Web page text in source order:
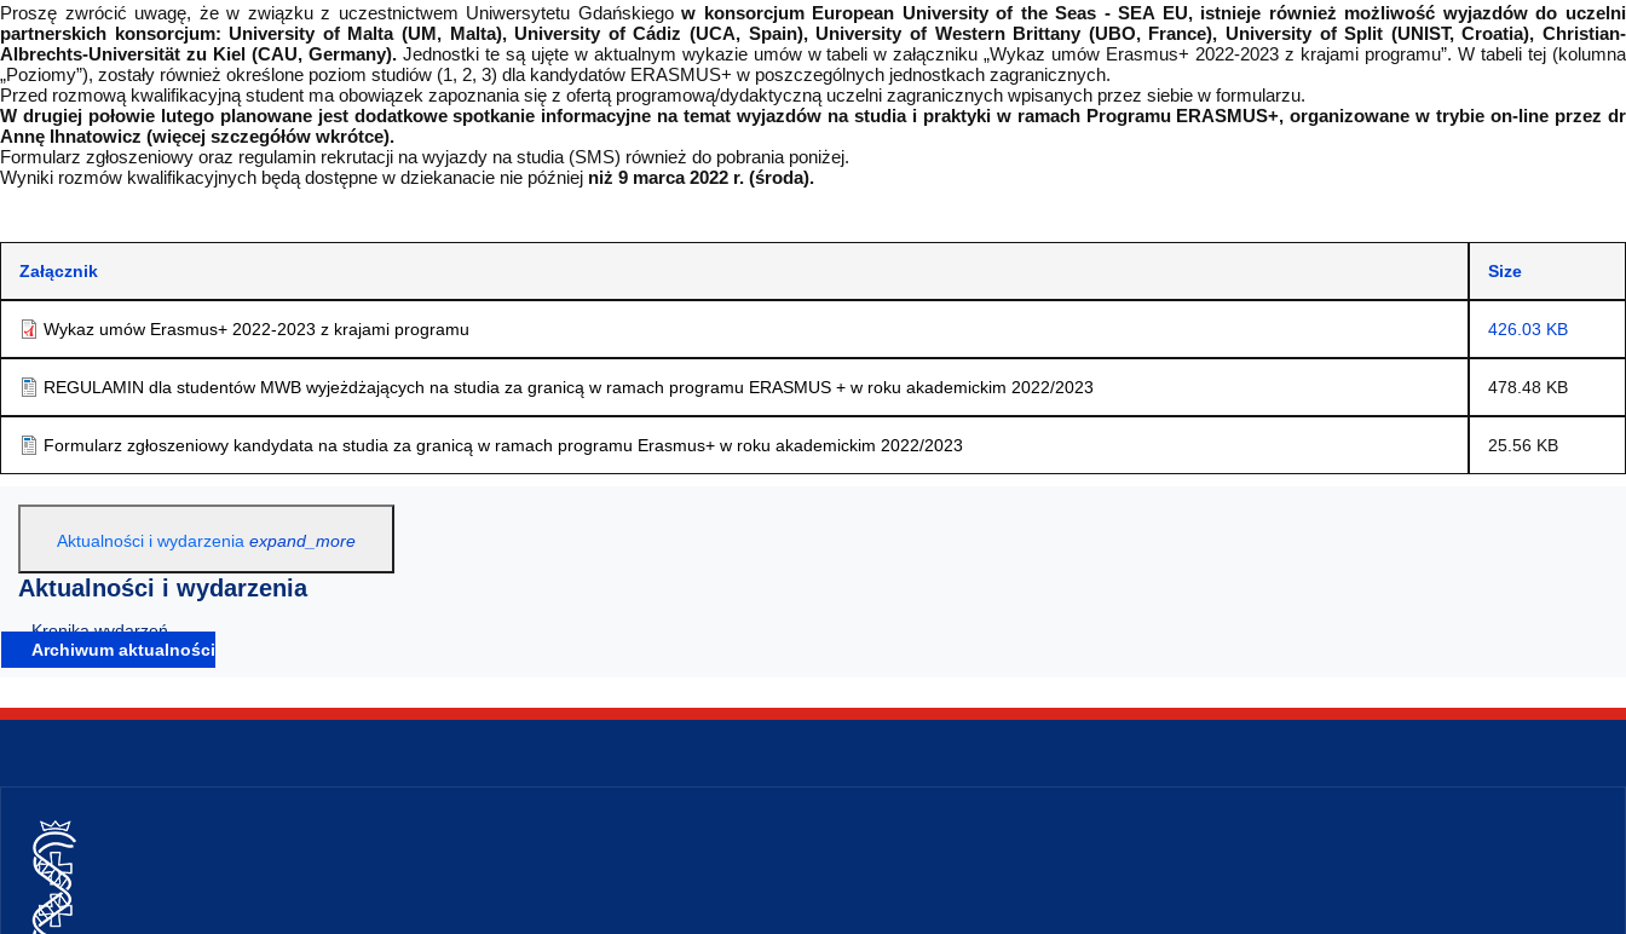
Proszę zwrócić uwagę, że w związku z uczestnictwem Uniwersytetu Gdańskiegow konsorcjum European University of the Seas - SEA EU, istnieje również możliwość wyjazdów do uczelni
partnerskich konsorcjum: University of Malta (UM, Malta), University of Cádiz (UCA, Spain), University of Western Brittany (UBO, France), University of Split (UNIST, Croatia), Christian-
Albrechts-Universität zu Kiel (CAU, Germany).Jednostki te są ujęte w aktualnym wykazie umów w tabeli w załączniku „Wykaz umów Erasmus+ 2022-2023 z krajami programu”. W tabeli tej (kolumna
„Poziomy”), zostały również określone poziom studiów (1, 2, 3) dla kandydatów ERASMUS+ w poszczególnych jednostkach zagranicznych.
Przed rozmową kwalifikacyjną student ma obowiązek zapoznania się z ofertą programową/dydaktyczną uczelni zagranicznych wpisanych przez siebie w formularzu.
W drugiej połowie lutego planowane jest dodatkowe spotkanie informacyjne na temat wyjazdów na studia i praktyki w ramach Programu ERASMUS+, organizowane w trybie on-line przez dr
Annę Ihnatowicz (więcej szczegółów wkrótce).
Formularz zgłoszeniowy oraz regulamin rekrutacji na wyjazdy na studia (SMS) również do pobrania poniżej.
Wyniki rozmów kwalifikacyjnych będą dostępne w dziekanacie nie później niż 9 marca 2022 r. (środa).
Załącznik Size
Wykaz umów Erasmus+ 2022-2023 z krajami programu 426.03 KB
REGULAMIN dla studentów MWB wyjeżdżających na studia za granicą w ramach programu ERASMUS + w roku akademickim 2022/2023 478.48 KB
Formularz zgłoszeniowy kandydata na studia za granicą w ramach programu Erasmus+ w roku akademickim 2022/2023 25.56 KB
Aktualności i wydarzenia expand_more
Aktualności i wydarzenia
Kronika wydarzeń
Archiwum aktualności